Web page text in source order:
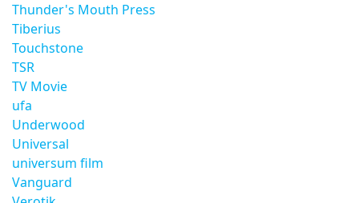
Thunder's Mouth Press
Tiberius
Touchstone
TSR
TV Movie
ufa
Underwood
Universal
universum film
Vanguard